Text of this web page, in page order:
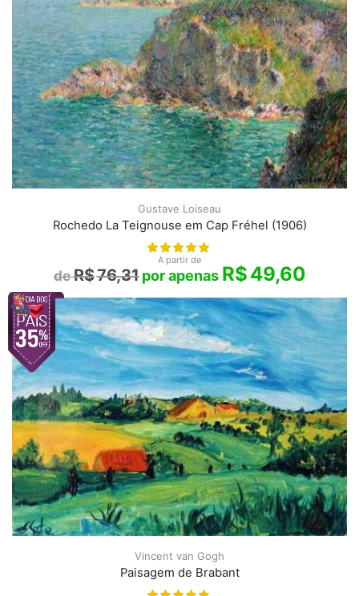
Gustave Loiseau
Rochedo La Teignouse em Cap Fréhel (1906)
A partir de
R$76,31 R$49,60
Vincent van Gogh
Paisagem de Brabant